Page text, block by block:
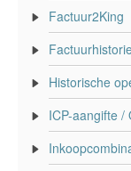
Factuur2King
Historische
ICP-aangifte /